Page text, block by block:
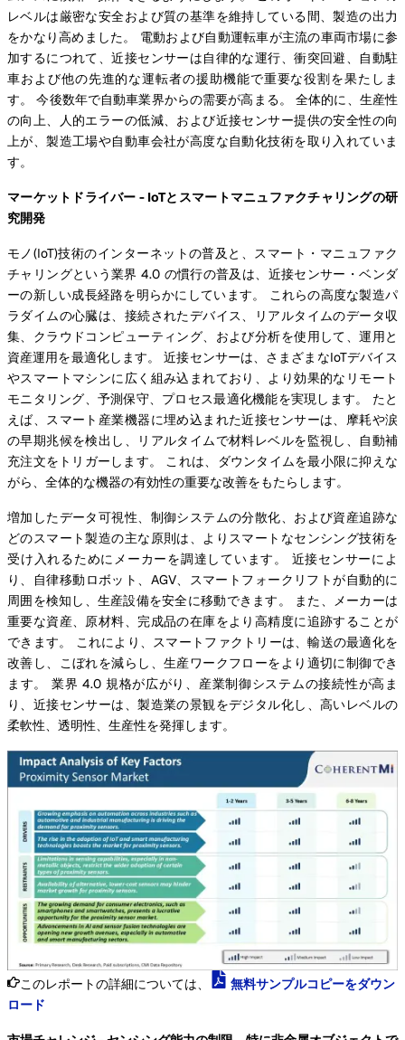
レベルは厳密な安全および質の基準を維持している間、製造の出力
をかなり高めました。 電動および自動運転車が主流の車両市場に参
加するにつれて、近接センサーは自律的な運行、衝突回避、自動駐
車および他の先進的な運転者の援助機能で重要な役割を果たしま
す。 今後数年で自動車業界からの需要が高まる。 全体的に、生産性
の向上、人的エラーの低減、および近接センサー提供の安全性の向
上が、製造工場や自動車会社が高度な自動化技術を取り入れていま
す。
マーケットドライバー - IoTとスマートマニュファクチャリングの研
究開発
モノ(IoT)技術のインターネットの普及と、スマート・マニュファク
チャリングという業界 4.0 の慣行の普及は、近接センサー・ベンダ
ーの新しい成長経路を明らかにしています。 これらの高度な製造パ
ラダイムの心臓は、接続されたデバイス、リアルタイムのデータ収
集、クラウドコンピューティング、および分析を使用して、運用と
資産運用を最適化します。 近接センサーは、さまざまなIoTデバイス
やスマートマシンに広く組み込まれており、より効果的なリモート
モニタリング、予測保守、プロセス最適化機能を実現します。 たと
えば、スマート産業機器に埋め込まれた近接センサーは、摩耗や涙
の早期兆候を検出し、リアルタイムで材料レベルを監視し、自動補
充注文をトリガーします。 これは、ダウンタイムを最小限に抑えな
がら、全体的な機器の有効性の重要な改善をもたらします。
増加したデータ可視性、制御システムの分散化、および資産追跡な
どのスマート製造の主な原則は、よりスマートなセンシング技術を
受け入れるためにメーカーを調達しています。 近接センサーによ
り、自律移動ロボット、AGV、スマートフォークリフトが自動的に
周囲を検知し、生産設備を安全に移動できます。 また、メーカーは
重要な資産、原材料、完成品の在庫をより高精度に追跡することが
できます。 これにより、スマートファクトリーは、輸送の最適化を
改善し、こぼれを減らし、生産ワークフローをより適切に制御でき
ます。 業界 4.0 規格が広がり、産業制御システムの接続性が高ま
り、近接センサーは、製造業の景観をデジタル化し、高いレベルの
柔軟性、透明性、生産性を発揮します。
このレポートの詳細については、
無料サンプルコピーをダウン
ロード